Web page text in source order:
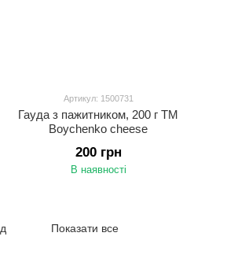
Артикул: 1500731
Гауда з пажитником, 200 г ТМ
Boychenko cheese
200 грн
В наявності
Показати все